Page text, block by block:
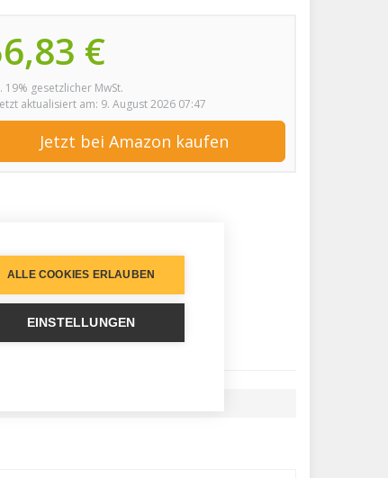
€
19% gesetzlicher MwSt.
aktualisiert am: 9. August 2026 07:47
Jetzt bei Amazon kaufen
ALLE COOKIES ERLAUBEN
EINSTELLUNGEN